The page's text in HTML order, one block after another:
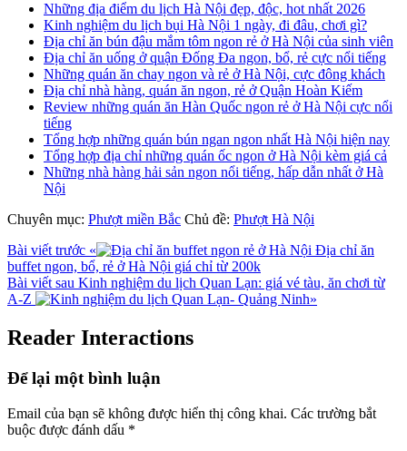
Những địa điểm du lịch Hà Nội đẹp, độc, hot nhất 2026
Kinh nghiệm du lịch bụi Hà Nội 1 ngày, đi đâu, chơi gì?
Địa chỉ ăn bún đậu mắm tôm ngon rẻ ở Hà Nội của sinh viên
Địa chỉ ăn uống ở quận Đống Đa ngon, bổ, rẻ cực nổi tiếng
Những quán ăn chay ngon và rẻ ở Hà Nội, cực đông khách
Địa chỉ nhà hàng, quán ăn ngon, rẻ ở Quận Hoàn Kiếm
Review những quán ăn Hàn Quốc ngon rẻ ở Hà Nội cực nổi
tiếng
Tổng hợp những quán bún ngan ngon nhất Hà Nội hiện nay
Tổng hợp địa chỉ những quán ốc ngon ở Hà Nội kèm giá cả
Những nhà hàng hải sản ngon nổi tiếng, hấp dẫn nhất ở Hà
Nội
Chuyên mục: Phượt miền Bắc Chủ đề: Phượt Hà Nội
Bài viết trước «
Địa chỉ ăn
buffet ngon, bổ, rẻ ở Hà Nội giá chỉ từ 200k
Bài viết sau Kinh nghiệm du lịch Quan Lạn: giá vé tàu, ăn chơi từ
A-Z
»
Reader Interactions
Để lại một bình luận
Email của bạn sẽ không được hiển thị công khai. Các trường bắt
buộc được đánh dấu *